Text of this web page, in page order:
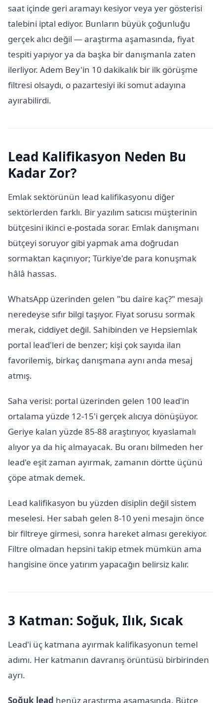
saat içinde geri aramayı kesiyor veya yer gösterisi
talebini iptal ediyor. Bunların büyük çoğunluğu
gerçek alıcı değil — araştırma aşamasında, fiyat
tespiti yapıyor ya da başka bir danışmanla zaten
ilerliyor. Adem Bey'in 10 dakikalık bir ilk görüşme
filtresi olsaydı, o pazartesiyi iki somut adayına
ayırabilirdi.
Lead Kalifikasyon Neden Bu
Kadar Zor?
Emlak sektörünün lead kalifikasyonu diğer
sektörlerden farklı. Bir yazılım satıcısı müşterinin
bütçesini ikinci e-postada sorar. Emlak danışmanı
bütçeyi soruyor gibi yapmak ama doğrudan
sormaktan kaçınıyor; Türkiye'de para konuşmak
hâlâ hassas.
WhatsApp üzerinden gelen "bu daire kaç?" mesajı
neredeyse sıfır bilgi taşıyor. Fiyat sorusu sormak
merak, ciddiyet değil. Sahibinden ve Hepsiemlak
portal lead'leri de benzer; kişi çok sayıda ilan
favorilemiş, birkaç danışmana aynı anda mesaj
atmış.
Saha verisi: portal üzerinden gelen 100 lead'in
ortalama yüzde 12-15'i gerçek alıcıya dönüşüyor.
Geriye kalan yüzde 85-88 araştırıyor, kıyaslamalı
alıyor ya da hiç almayacak. Bu oranı bilmeden her
lead'e eşit zaman ayırmak, zamanın dörtte üçünü
çöpe atmak demek.
Lead kalifikasyon bu yüzden disiplin değil sistem
meselesi. Her sabah gelen 8-10 yeni mesajın önce
bir filtreye girmesi, sonra hareket alması gerekiyor.
Filtre olmadan hepsini takip etmek mümkün ama
hangisine önce yatırım yapacağın belirsiz kalır.
3 Katman: Soğuk, Ilık, Sıcak
Lead'i üç katmana ayırmak kalifikasyonun temel
adımı. Her katmanın davranış örüntüsü birbirinden
ayrı.
Soğuk lead henüz araştırma aşamasında. Bütçe